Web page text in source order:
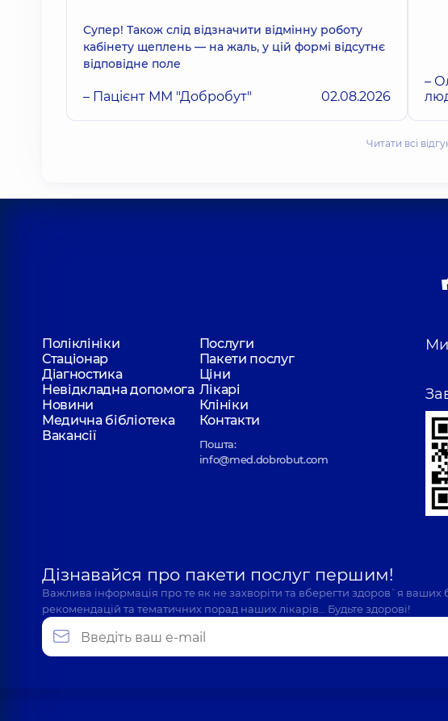
Супер! Також слід відзначити відмінну роботу
кабінету щеплень — на жаль, у цій формі відсутнє
відповідне поле
– Пацієнт ММ "Добробут" 02.08.2026
–
Читати всі
Поліклініки
Послуги
Стаціонар
Пакети послуг
Діагностика
Ціни
Невідкладна допомога Лікарі
Новини
Клініки
Медична бібліотека
Контакти
Вакансії
Пошта:
info@med.dobrobut.com
Ми
Дізнавайся про пакети послуг першим!
Важлива інформація про те як не захворіти та вберегти здоров`я
рекомендацій та тематичних порад наших лікарів… Будьте здорові!